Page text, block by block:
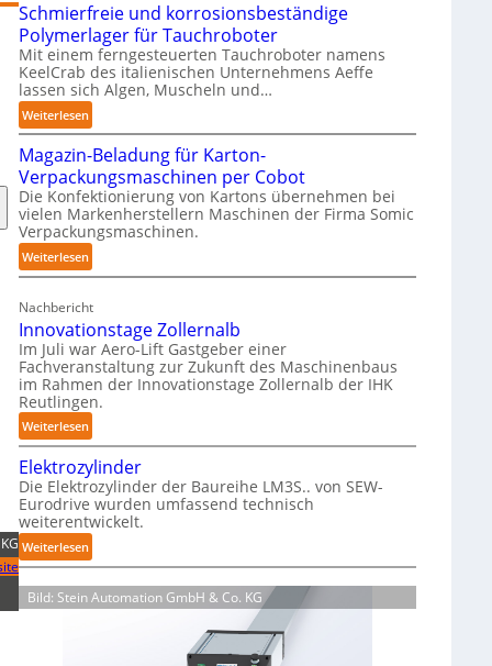
Schmierfreie und korrosionsbeständige
Polymerlager für Tauchroboter
Mit einem ferngesteuerten Tauchroboter namens
KeelCrab des italienischen Unternehmens Aeffe
lassen sich Algen, Muscheln und…
Weiterlesen:
S
c
h
m
i
e
r
f
r
i
e
u
n
d
k
o
r
r
o
s
i
o
n
Magazin-Beladung für Karton-
Verpackungsmaschinen per Cobot
Die Konfektionierung von Kartons übernehmen bei
vielen Markenherstellern Maschinen der Firma Somic
Verpackungsmaschinen.
Weiterlesen:
M
a
z
i
n
B
e
l
a
d
u
n
g
f
Nachbericht
Innovationstage Zollernalb
Im Juli war Aero-Lift Gastgeber einer
Fachveranstaltung zur Zukunft des Maschinenbaus
im Rahmen der Innovationstage Zollernalb der IHK
Reutlingen.
Weiterlesen:
I
n
n
o
v
a
t
o
Elektrozylinder
Die Elektrozylinder der Baureihe LM3S.. von SEW-
Eurodrive wurden umfassend technisch
weiterentwickelt.
Weiterlesen:
E
l
e
Bild: Stein Automation GmbH & Co. KG